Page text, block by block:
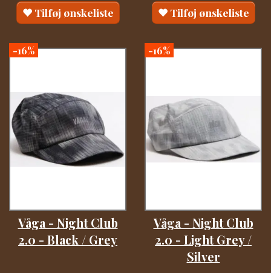
Tilføj ønskeliste Tilføj ønskeliste
-16%
Våga - Night Club
2.0 - Black / Grey
-16%
Våga - Night Club
2.0 - Light Grey /
Silver